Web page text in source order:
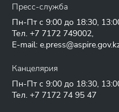
Пресс-служба
Пн-Пт с 9:00 до 18:30,
Тел. +7 7172 749002,
E-mail:
Канцелярия
Пн-Пт с 9:00 до 18:30,
Тел. +7 7172 74 95 47